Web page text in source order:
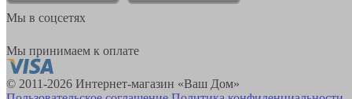
Мы в соцсетях
Мы принимаем к оплате
© 2011-2026 Интернет-магазин «Ваш Дом»